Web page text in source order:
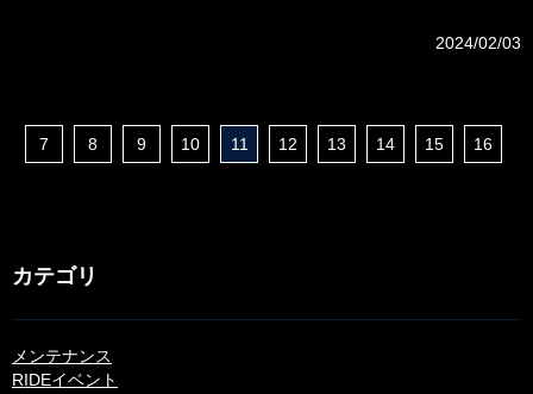
2024/02/03
7 8 9 10 11 12 13 14 15 16
カテゴリ
メンテナンス
RIDEイベント